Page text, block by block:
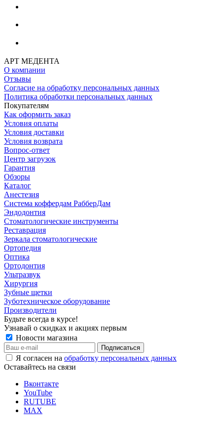
АРТ МЕДЕНТА
О компании
Отзывы
Согласие на обработку персональных данных
Политика обработки персональных данных
Покупателям
Как оформить заказ
Условия оплаты
Условия доставки
Условия возврата
Вопрос-ответ
Центр загрузок
Гарантия
Обзоры
Каталог
Анестезия
Система коффердам РабберДам
Эндодонтия
Стоматологические инструменты
Реставрация
Зеркала стоматологические
Ортопедия
Оптика
Ортодонтия
Ультразвук
Хирургия
Зубные щетки
Зуботехническое оборудование
Производители
Будьте всегда в курсе!
Узнавай о скидках и акциях первым
Новости магазина
Я согласен на обработку персональных данных
Оставайтесь на связи
Вконтакте
YouTube
RUTUBE
MAX